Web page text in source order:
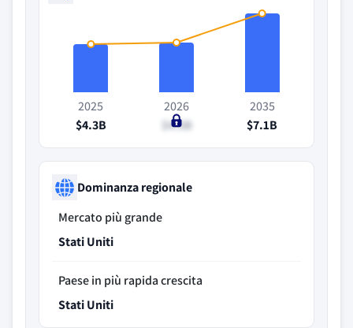
2025
$4.3B
2026
$4.5B
2035
$7.1B
Dominanza regionale
Mercato più grande
Stati Uniti
Paese in più rapida crescita
Stati Uniti